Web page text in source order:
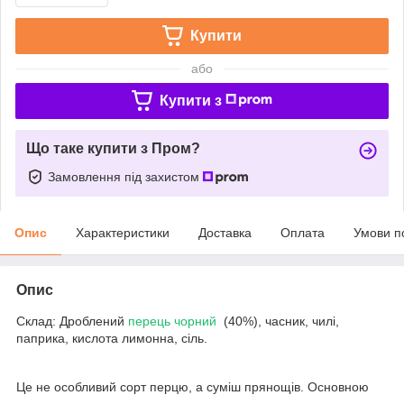
Купити
або
Купити з
Що таке купити з Пром?
Замовлення під захистом
Опис Характеристики Доставка Оплата Умови
Опис
Склад: Дроблений перець чорний (40%), часник, чилі,
паприка, кислота лимонна, сіль.
Це не особливий сорт перцю, а суміш прянощів. Основною